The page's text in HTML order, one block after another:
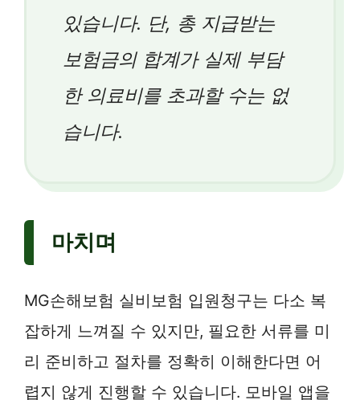
있습니다. 단, 총 지급받는
보험금의 합계가 실제 부담
한 의료비를 초과할 수는 없
습니다.
마치며
MG손해보험 실비보험 입원청구는 다소 복
잡하게 느껴질 수 있지만, 필요한 서류를 미
리 준비하고 절차를 정확히 이해한다면 어
렵지 않게 진행할 수 있습니다. 모바일 앱을